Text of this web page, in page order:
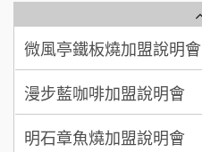
加盟預算
廖 先生/小姐
加盟預算
【曉妍美妝】誠徵行政櫃
自助洗衣店誠徵代洗收送
MUSHEN徵SPA美容芳療
微風亭鐵板燒加盟說明會
漫步藍咖啡加盟說明會
明石章魚燒加盟說明會